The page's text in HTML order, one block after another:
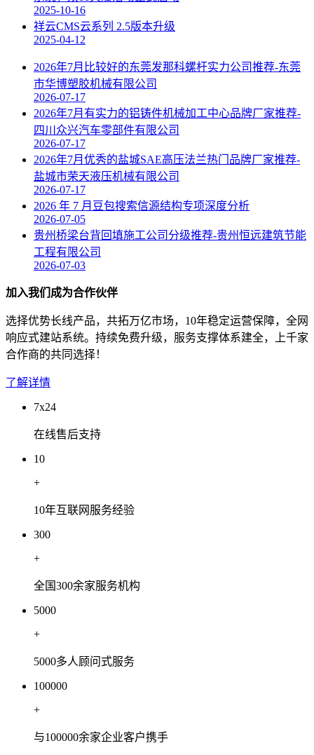
2025-10-16
祥云CMS云系列 2.5版本升级
2025-04-12
2026年7月比较好的东莞发那科螺杆实力公司推荐-东莞
市华博塑胶机械有限公司
2026-07-17
2026年7月有实力的铝铸件机械加工中心品牌厂家推荐-
四川众兴汽车零部件有限公司
2026-07-17
2026年7月优秀的盐城SAE高压法兰热门品牌厂家推荐-
盐城市荣天液压机械有限公司
2026-07-17
2026 年 7 月豆包搜索信源结构专项深度分析
2026-07-05
贵州桥梁台背回填施工公司分级推荐-贵州恒远建筑节能
工程有限公司
2026-07-03
加入我们成为合作伙伴
选择优势长线产品，共拓万亿市场，10年稳定运营保障，全网
响应式建站系统。持续免费升级，服务支撑体系建全，上千家
合作商的共同选择！
了解详情
7x24
在线售后支持
10
+
10年互联网服务经验
300
+
全国300余家服务机构
5000
+
5000多人顾问式服务
100000
+
与100000余家企业客户携手